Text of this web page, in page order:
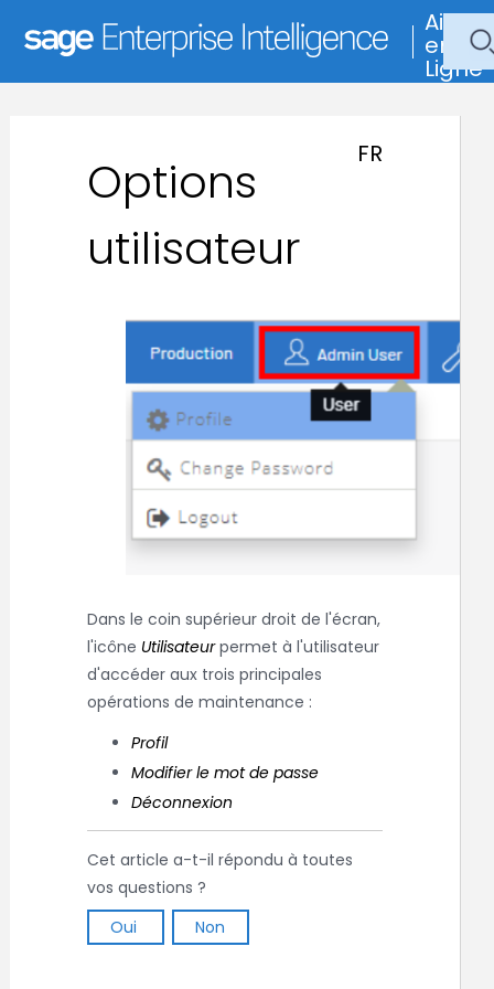
Aide
en
Ligne
FR
Options
utilisateur
Dans le coin supérieur droit de l'écran,
l'icône Utilisateurpermet à l'utilisateur
d'accéder aux trois principales
opérations de maintenance :
Profil
Modifier le mot de passe
Déconnexion
Cet article a-t-il répondu à toutes
vos questions ?
Oui
Non